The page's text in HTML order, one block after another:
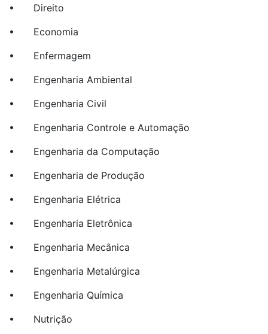
• Direito
• Economia
• Enfermagem
• Engenharia Ambiental
• Engenharia Civil
• Engenharia Controle e Automação
• Engenharia da Computação
• Engenharia de Produção
• Engenharia Elétrica
• Engenharia Eletrônica
• Engenharia Mecânica
• Engenharia Metalúrgica
• Engenharia Química
• Nutrição